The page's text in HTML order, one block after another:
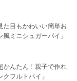
た目もかわいい簡単お
ミニシュガーパイ」
かんたん！親子で作れ
フルトパイ」